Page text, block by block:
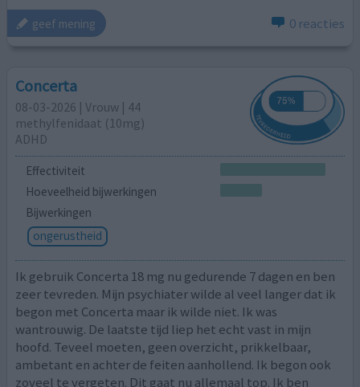
geef mening 0 reacties
Concerta
08-03-2026 | Vrouw | 44
methylfenidaat (10mg)
ADHD
Effectiviteit
Hoeveelheid bijwerkingen
Bijwerkingen
ongerustheid
Ik gebruik Concerta 18 mg nu gedurende 7 dagen en ben
zeer tevreden. Mijn psychiater wilde al veel langer dat ik
begon met Concerta maar ik wilde niet. Ik was
wantrouwig. De laatste tijd liep het echt vast in mijn
hoofd. Teveel moeten, geen overzicht, prikkelbaar,
ambetant en achter de feiten aanhollend. Ik begon ook
zoveel te vergeten. Dit gaat nu allemaal top. Ik ben